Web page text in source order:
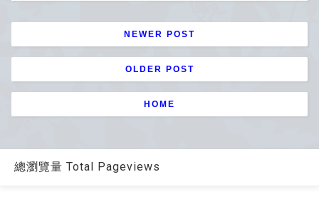
NEWER POST
OLDER POST
HOME
總瀏覽量 Total Pageviews